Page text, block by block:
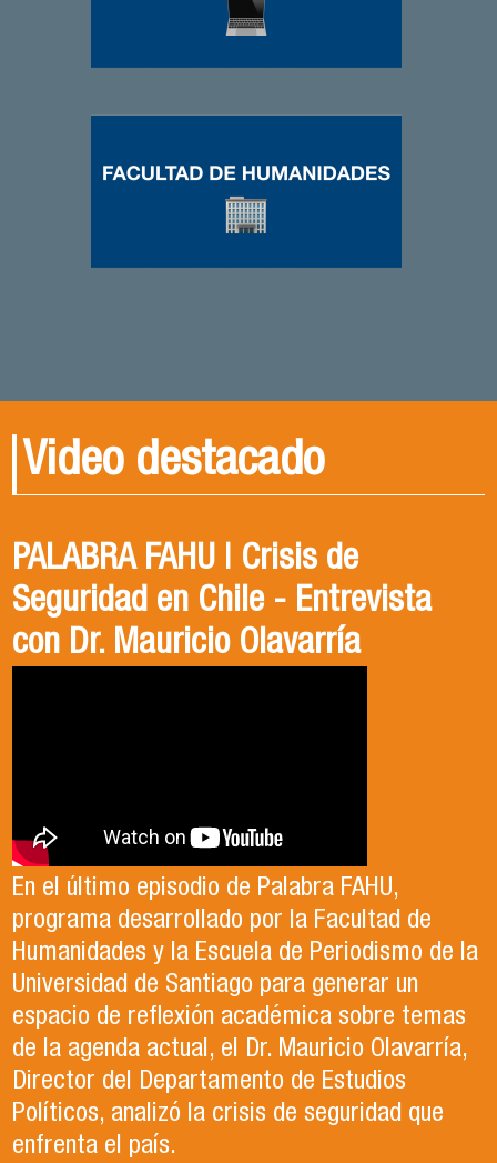
Video destacado
PALABRA FAHU | Crisis de
Seguridad en Chile - Entrevista
con Dr. Mauricio Olavarría
En el último episodio de Palabra FAHU,
programa desarrollado por la Facultad de
Humanidades y la Escuela de Periodismo de la
Universidad de Santiago para generar un
espacio de reflexión académica sobre temas
de la agenda actual, el Dr. Mauricio Olavarría,
Director del Departamento de Estudios
Políticos, analizó la crisis de seguridad que
enfrenta el país.
Egresados Internacionales en
Acción: Antonia Abarca
Antonia egresó de la Licenciatura en Estudios
Internacionales de la Universidad de Santiago
en el año 2023. Actualmente, trabaja en lo que
ella describe como el trabajo de sus sueños
en la Organización de las Naciones Unidas para
la Alimentación y la Agricultura (FAO).
Revive el XIV Congreso Chileno de
Ciencia Política 2023
El Departamento de Estudios Políticos, en
colaboración con la Asociación Chilena de
Ciencia Política (ACCP), fue el organizador del
exitoso Congreso que recientemente tuvo
lugar en la Universidad de Santiago. Durante el
evento, se llevaron a cabo paneles de
conversación, reflexión y debate sobre el
contexto político y académico nacional.
Puedes revisar los paneles en el apartado
"Congreso ACCP" de la página web.